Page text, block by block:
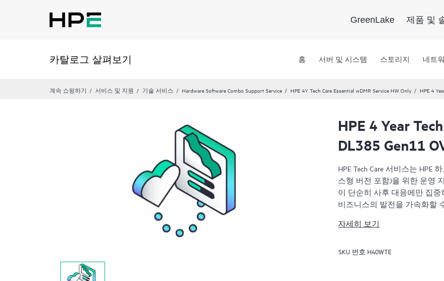
GreenLake 제품 및
카탈로그 살펴보기 홈 서버 및 시스템 스토리지 네트
계속 쇼핑하기 서비스 및 지원 기술 서비스 Hardware Software Combo Support Service HPE 4Y Tech Care Essential wDMR Service HW Only HPE 4
HPE 4 Year
DL385 Gen11
HPE Tech Care 서비스는
스형 버전 포함)을 위한 운영
이 단순히 사후 대응에만 집
비즈니스의 발전을 가속화할
HPE Tech Care 서비스는 고
지원하고, 일반적인 기술 관련
자세히 보기
SKU 번호 H40WTE